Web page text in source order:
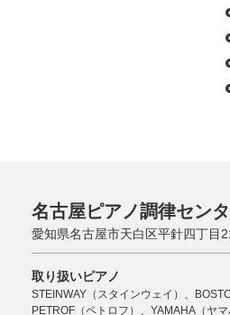
名古屋ピアノ調律セン
愛知県名古屋市天白区平針四丁目
取り扱いピアノ
STEINWAY（スタインウェイ）、
PETROF（ペトロフ）、YAMAHA（ヤ